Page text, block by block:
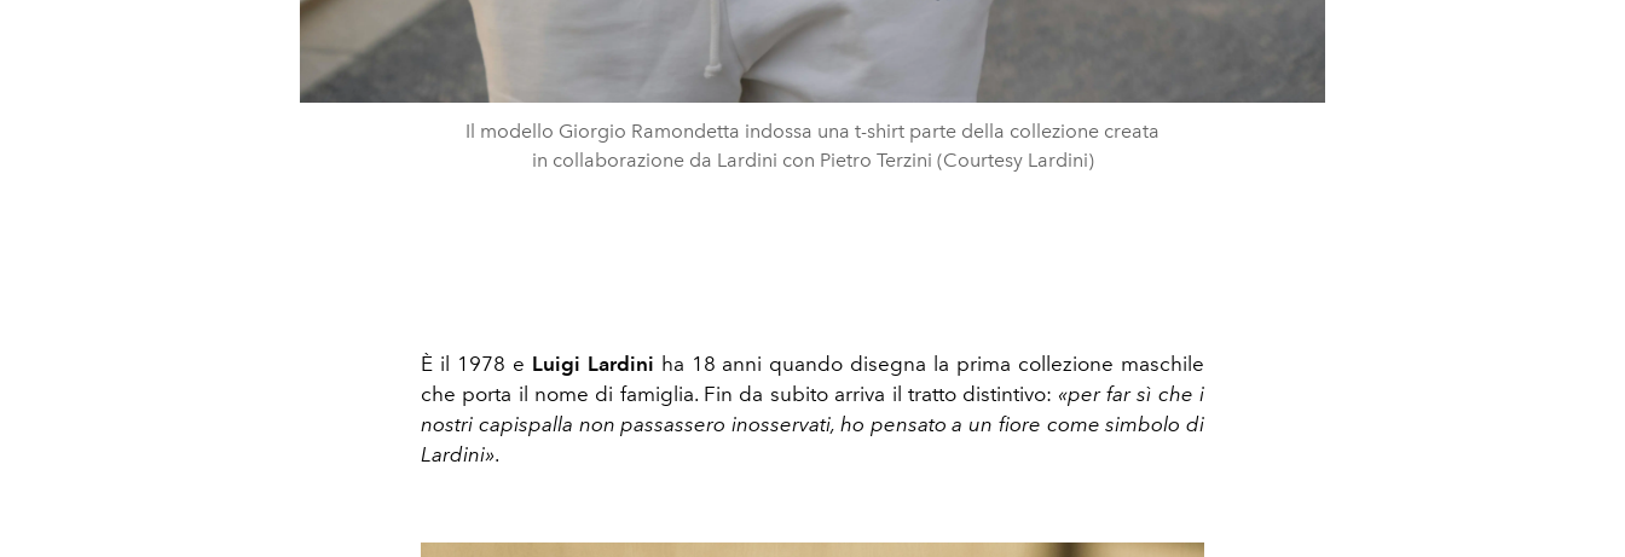
Il modello Giorgio Ramondetta indossa una t-shirt parte della collezione creata
in collaborazione da Lardini con Pietro Terzini (Courtesy Lardini)
È il 1978 e Luigi Lardini ha 18 anni quando disegna la prima collezione maschile
che porta il nome di famiglia. Fin da subito arriva il tratto distintivo: «per far sì che i
nostri capispalla non passassero inosservati, ho pensato a un fiore come simbolo di
Lardini».